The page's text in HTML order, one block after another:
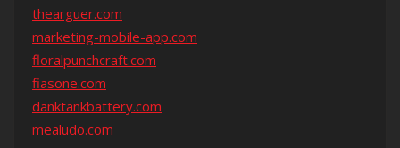
thearguer.com
marketing-mobile-app.com
floralpunchcraft.com
fiasone.com
danktankbattery.com
mealudo.com